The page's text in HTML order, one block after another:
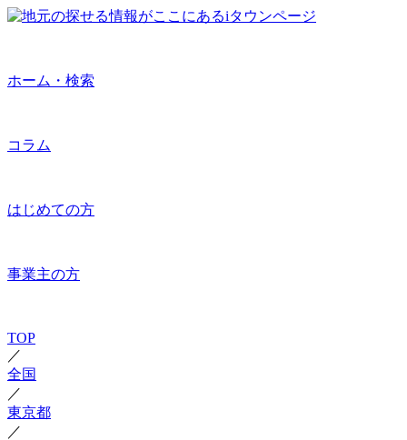
ホーム・検索
コラム
はじめての方
事業主の方
TOP
／
全国
／
東京都
／